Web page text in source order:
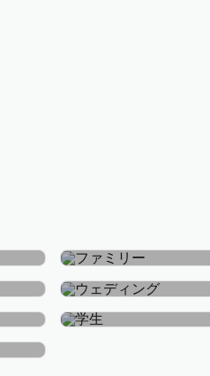
ファミリー
ウェディング